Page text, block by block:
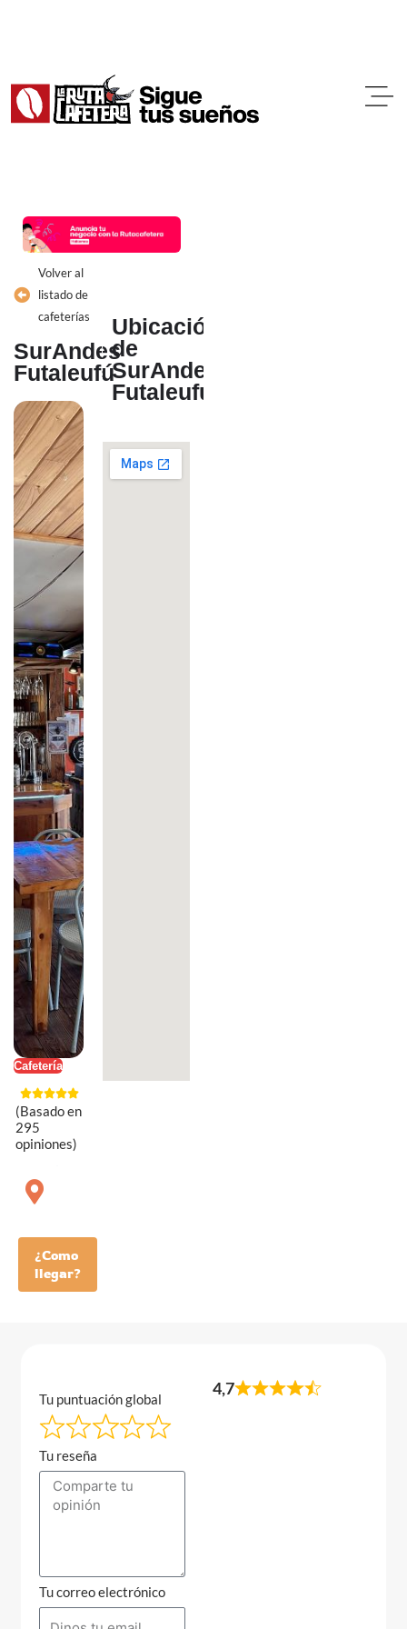
Volver al
listado de
cafeterías
SurAndes
Futaleufú
Cafetería
(Basado en
295
opiniones)
¿Como
llegar?
Ubicación
de
SurAndes
Futaleufú
Tu puntuación global
Tu reseña
Tu correo electrónico
4,7